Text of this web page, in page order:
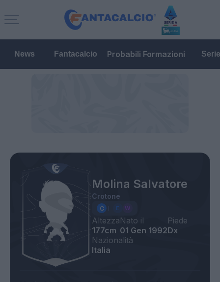
News Fantacalcio Probabili Formazioni
Molina Salvatore
Crotone
Altezza
177cm
Nato il
01 Gen 1992
Piede
Dx
Nazionalità
Italia